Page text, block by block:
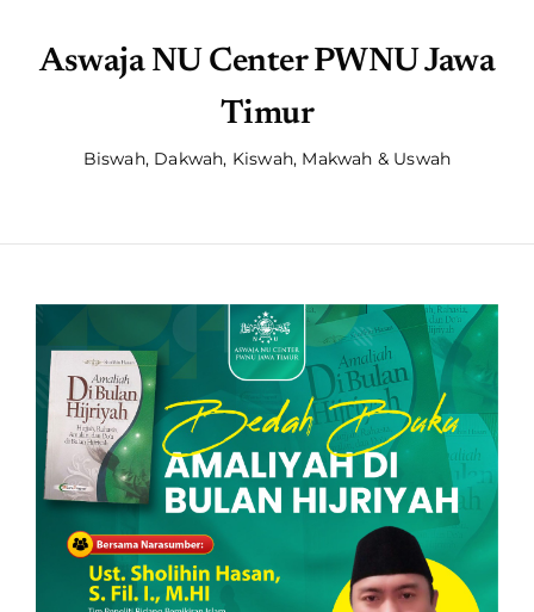
Aswaja NU Center PWNU Jawa
Timur
Biswah, Dakwah, Kiswah, Makwah & Uswah